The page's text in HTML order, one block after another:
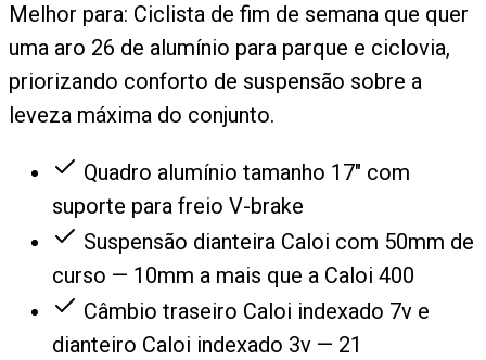
Melhor para: Ciclista de fim de semana que quer
uma aro 26 de alumínio para parque e ciclovia,
priorizando conforto de suspensão sobre a
leveza máxima do conjunto.
Quadro alumínio tamanho 17" com
suporte para freio V-brake
Suspensão dianteira Caloi com 50mm de
curso — 10mm a mais que a Caloi 400
Câmbio traseiro Caloi indexado 7v e
dianteiro Caloi indexado 3v — 21